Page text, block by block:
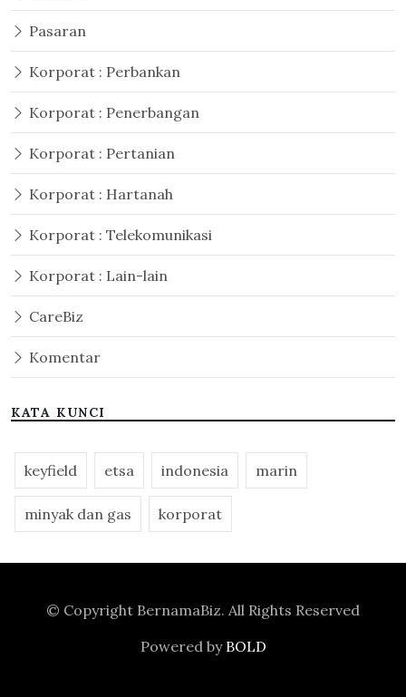
Pasaran
Korporat : Perbankan
Korporat : Penerbangan
Korporat : Pertanian
Korporat : Hartanah
Korporat : Telekomunikasi
Korporat : Lain-lain
CareBiz
Komentar
KATA KUNCI
keyfield etsa indonesia marin
minyak dan gas korporat
© Copyright BernamaBiz. All Rights Reserved
Powered by BOLD